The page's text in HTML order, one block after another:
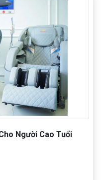
Người Cao Tuổi